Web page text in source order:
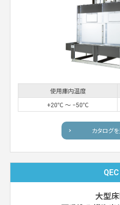
使用庫内温度
+20℃ 〜 −50℃
カタログを
QEC
大型